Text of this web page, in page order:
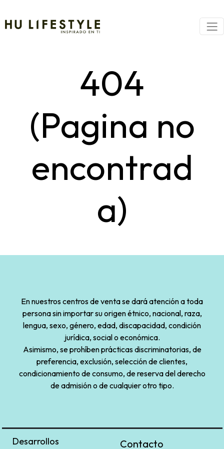
404
(Pagina no
encontrad
a)
En nuestros centros de venta se dará atención a toda
persona sin importar su origen étnico, nacional, raza,
lengua, sexo, género, edad, discapacidad, condición
jurídica, social o económica.
Asimismo, se prohíben prácticas discriminatorias, de
preferencia, exclusión, selección de clientes,
condicionamiento de consumo, de reserva del derecho
de admisión o de cualquier otro tipo.
Desarrollos Contacto